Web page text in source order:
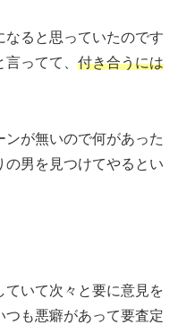
なると思っていたのです
ってて、 付き合うには
が無いので何があった
男を見つけてやるとい
ていて次々と要に意見を
も悪癖があって要査定